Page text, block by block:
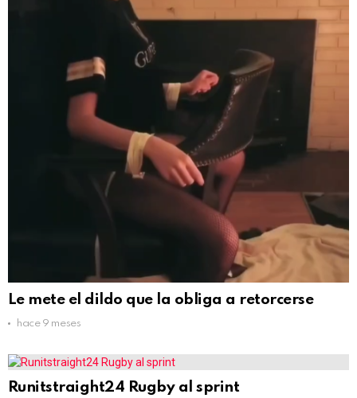
Le mete el dildo que la obliga a retorcerse
hace 9 meses
Runitstraight24 Rugby al sprint